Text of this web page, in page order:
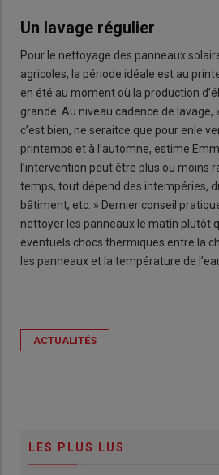
Un lavage régulier
Pour le nettoyage des panneaux
agricoles, la période idéale est au
en été au moment où la production
grande. Au niveau cadence de lavage,
c’est bien, ne seraitce que pour enle
printemps et à l’automne, estime
l’intervention peut être plus ou moins
temps, tout dépend des intempéries,
bâtiment, etc. » Dernier conseil
nettoyer les panneaux le matin plutôt
éventuels chocs thermiques entre la
les panneaux et la température de
ACTUALITÉS
LES PLUS LUS